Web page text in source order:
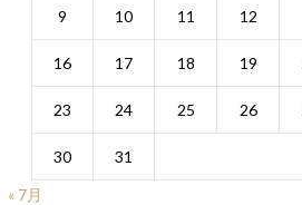
9 10 11 12
16 17 18 19
23 24 25 26
30
31
« 7月